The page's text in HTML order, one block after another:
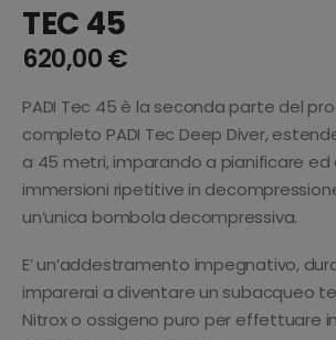
TEC 45
620,00€
PADI Tec 45 è la seconda parte del
completo PADI Tec Deep Diver,
a 45 metri, imparando a pianificare
immersioni ripetitive in
un’unica bombola decompressiva.
E’ un’addestramento impegnativo,
imparerai a diventare un subacqueo
Nitrox o ossigeno puro per effettuare